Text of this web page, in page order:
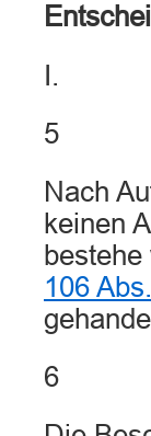
I.
5
Nach
keinen
106
6